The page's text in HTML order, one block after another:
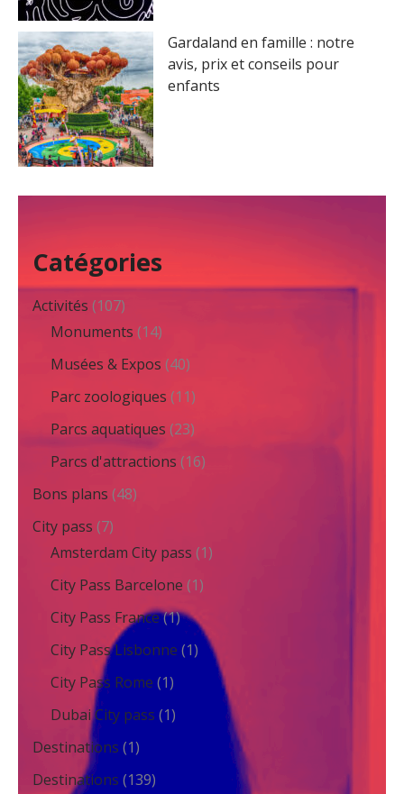
Gardaland en famille : notre
avis, prix et conseils pour
enfants
Catégories
Activités (107)
Monuments (14)
Musées & Expos (40)
Parc zoologiques (11)
Parcs aquatiques (23)
Parcs d'attractions (16)
Bons plans (48)
City pass (7)
Amsterdam City pass (1)
City Pass Barcelone (1)
City Pass France(1)
City Pass Lisbonne (1)
City Pass Rome (1)
Dubai City pass (1)
Destinations (1)
Destinations (139)